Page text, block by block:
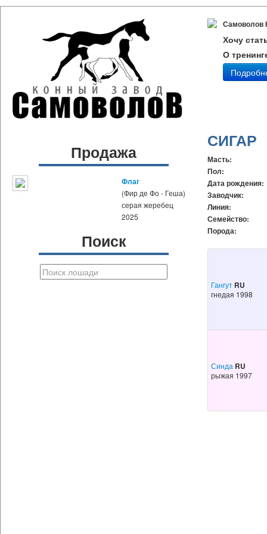
Самоволов
Хочу
О
Продажа
Флаг
(Фир де Фо - Геша)
серая жеребец
2025
Поиск
СИГАР
Масть:
Пол:
Дата рождения:
Заводчик:
Линия:
Семейство:
Порода:
Гангут RU
гнедая 1998
Синда RU
рыжая 1997